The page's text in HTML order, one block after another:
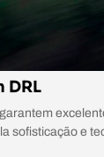
DRL
sofisticação e